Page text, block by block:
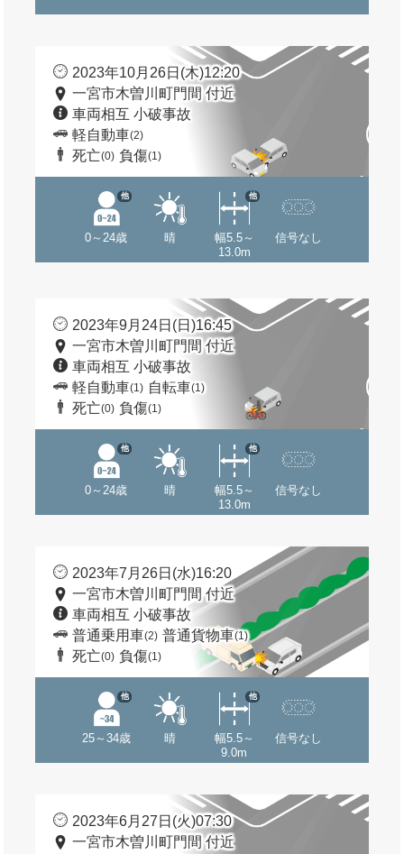
2023年10月26日(木)12:20
一宮市木曽川町門間 付近
車両相互 小破事故
軽自動車(2)
死亡(0) 負傷(1)
0～24歳
他
晴
幅5.5～
13.0m
他
信号なし
2023年9月24日(日)16:45
一宮市木曽川町門間 付近
車両相互 小破事故
軽自動車(1) 自転車(1)
死亡(0) 負傷(1)
0～24歳
他
晴
幅5.5～
13.0m
他
信号なし
2023年7月26日(水)16:20
一宮市木曽川町門間 付近
車両相互 小破事故
普通乗用車(2) 普通貨物車(1)
死亡(0) 負傷(1)
25～34歳
他
晴
幅5.5～
9.0m
他
信号なし
2023年6月27日(火)07:30
一宮市木曽川町門間 付近